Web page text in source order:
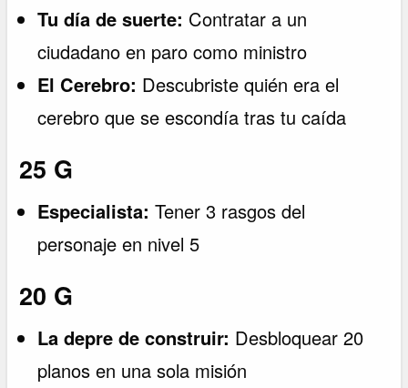
Tu día de suerte: Contratar a un
ciudadano en paro como ministro
El Cerebro: Descubriste quién era el
cerebro que se escondía tras tu caída
25 G
Especialista: Tener 3 rasgos del
personaje en nivel 5
20 G
La depre de construir: Desbloquear 20
planos en una sola misión